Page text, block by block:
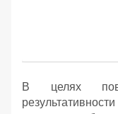
В целях